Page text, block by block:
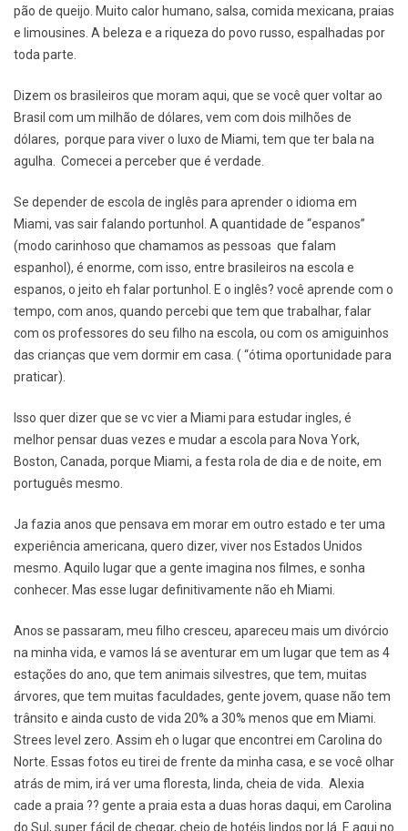
pão de queijo. Muito calor humano, salsa, comida mexicana, praias
e limousines. A beleza e a riqueza do povo russo, espalhadas por
toda parte.
Dizem os brasileiros que moram aqui, que se você quer voltar ao
Brasil com um milhão de dólares, vem com dois milhões de
dólares, porque para viver o luxo de Miami, tem que ter bala na
agulha. Comecei a perceber que é verdade.
Se depender de escola de inglês para aprender o idioma em
Miami, vas sair falando portunhol. A quantidade de “espanos”
(modo carinhoso que chamamos as pessoas que falam
espanhol), é enorme, com isso, entre brasileiros na escola e
espanos, o jeito eh falar portunhol. E o inglês? você aprende com o
tempo, com anos, quando percebi que tem que trabalhar, falar
com os professores do seu filho na escola, ou com os amiguinhos
das crianças que vem dormir em casa. ( “ótima oportunidade para
praticar).
Isso quer dizer que se vc vier a Miami para estudar ingles, é
melhor pensar duas vezes e mudar a escola para Nova York,
Boston, Canada, porque Miami, a festa rola de dia e de noite, em
português mesmo.
Ja fazia anos que pensava em morar em outro estado e ter uma
experiência americana, quero dizer, viver nos Estados Unidos
mesmo. Aquilo lugar que a gente imagina nos filmes, e sonha
conhecer. Mas esse lugar definitivamente não eh Miami.
Anos se passaram, meu filho cresceu, apareceu mais um divórcio
na minha vida, e vamos lá se aventurar em um lugar que tem as 4
estações do ano, que tem animais silvestres, que tem, muitas
árvores, que tem muitas faculdades, gente jovem, quase não tem
trânsito e ainda custo de vida 20% a 30% menos que em Miami.
Strees level zero. Assim eh o lugar que encontrei em Carolina do
Norte. Essas fotos eu tirei de frente da minha casa, e se você olhar
atrás de mim, irá ver uma floresta, linda, cheia de vida. Alexia
cade a praia ?? gente a praia esta a duas horas daqui, em Carolina
do Sul, super fácil de chegar, cheio de hotéis lindos por lá. E aqui no